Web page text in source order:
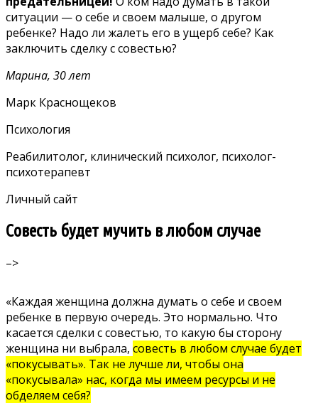
ситуации — о себе и своем малыше, о другом
ребенке? Надо ли жалеть его в ущерб себе? Как
заключить сделку с совестью?
Марина, 30 лет
Марк Краснощеков
Психология
Реабилитолог, клинический психолог, психолог-
психотерапевт
Личный сайт
Совесть будет мучить в любом случае
–>
«Каждая женщина должна думать о себе и своем
ребенке в первую очередь. Это нормально. Что
касается сделки с совестью, то какую бы сторону
женщина ни выбрала, совесть в любом случае будет
«покусывать». Так не лучше ли, чтобы она
«покусывала» нас, когда мы имеем ресурсы и не
обделяем себя?